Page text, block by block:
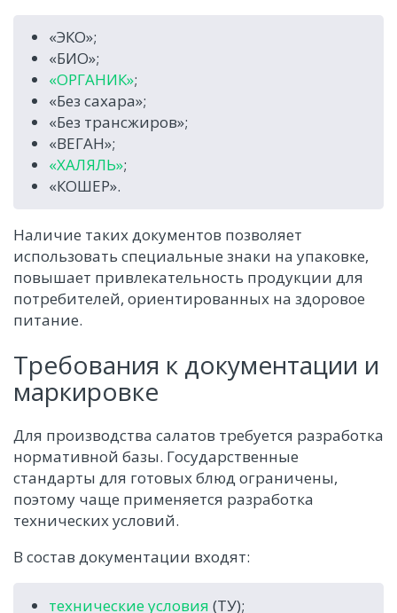
«ЭКО»;
«БИО»;
«ОРГАНИК»;
«Без сахара»;
«Без трансжиров»;
«ВЕГАН»;
«ХАЛЯЛЬ»;
«КОШЕР».
Наличие таких документов позволяет
использовать специальные знаки на упаковке,
повышает привлекательность продукции для
потребителей, ориентированных на здоровое
питание.
Требования к документации и
маркировке
Для производства салатов требуется разработка
нормативной базы. Государственные
стандарты для готовых блюд ограничены,
поэтому чаще применяется разработка
технических условий.
В состав документации входят:
технические условия (ТУ);